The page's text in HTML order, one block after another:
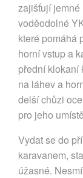
zajišťují jemné
voděodolné
které pomáhá
horní vstup a
přední klokaní
na láhev a
delší chůzi
pro jeho
Vydat se do
karavanem,
úžasné.